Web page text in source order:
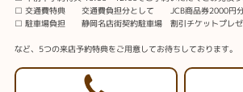
□ 交通費特典 交通費負担分として JCB商品券2000円分
□ 駐車場負担 静岡名店街契約駐車場 割引チケットプ
など、5つの来店予約特典をご用意してお待ちしております。